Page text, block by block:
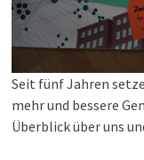
Seit fünf Jahren
mehr und bessere
Überblick über uns